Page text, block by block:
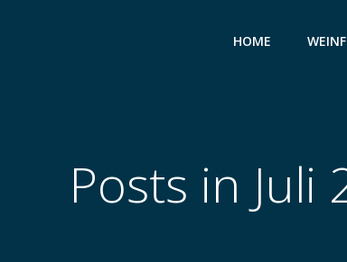
HOME
Posts in Juli